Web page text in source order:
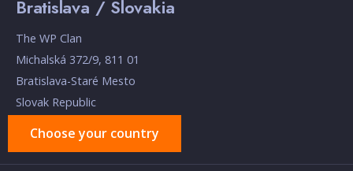
Bratislava / Slovakia
The WP Clan
Michalská 372/9, 811 01
Bratislava-Staré Mesto
Slovak Republic
Choose your country